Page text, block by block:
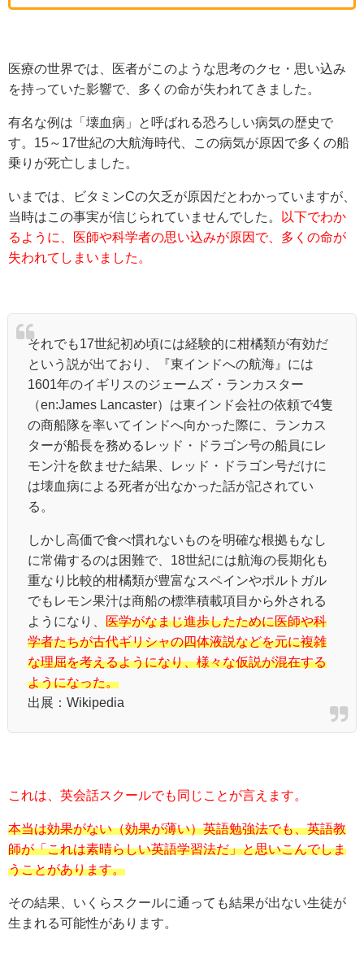
医療の世界では、医者がこのような思考のクセ・思い込み
を持っていた影響で、多くの命が失われてきました。
有名な例は「壊血病」と呼ばれる恐ろしい病気の歴史で
す。15～17世紀の大航海時代、この病気が原因で多くの船
乗りが死亡しました。
いまでは、ビタミンCの欠乏が原因だとわかっていますが、
当時はこの事実が信じられていませんでした。
以下でわか
るように、医師や科学者の思い込みが原因で、多くの命が
失われてしまいました。
それでも17世紀初め頃には経験的に柑橘類が有効だ
という説が出ており、『東インドへの航海』には
1601年のイギリスのジェームズ・ランカスター
（en:James Lancaster）は東インド会社の依頼で4隻
の商船隊を率いてインドへ向かった際に、ランカス
ターが船長を務めるレッド・ドラゴン号の船員にレ
モン汁を飲ませた結果、レッド・ドラゴン号だけに
は壊血病による死者が出なかった話が記されてい
る。
しかし高価で食べ慣れないものを明確な根拠もなし
に常備するのは困難で、18世紀には航海の長期化も
重なり比較的柑橘類が豊富なスペインやポルトガル
でもレモン果汁は商船の標準積載項目から外される
ようになり、 医学がなまじ進歩したために医師や科
学者たちが古代ギリシャの四体液説などを元に複雑
な理屈を考えるようになり、様々な仮説が混在する
ようになった。
出展：Wikipedia
これは、英会話スクールでも同じことが言えます。
本当は効果がない（効果が薄い）英語勉強法でも、英語教
師が「これは素晴らしい英語学習法だ」と思いこんでしま
うことがあります。
その結果、いくらスクールに通っても結果が出ない生徒が
生まれる可能性があります。